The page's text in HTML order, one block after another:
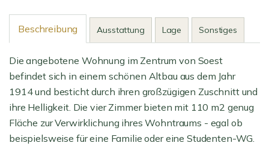
Beschreibung Ausstattung Lage Sonstiges
Die angebotene Wohnung im Zentrum von Soest
befindet sich in einem schönen Altbau aus dem Jahr
1914 und besticht durch ihren großzügigen Zuschnitt und
ihre Helligkeit. Die vier Zimmer bieten mit 110 m2 genug
Fläche zur Verwirklichung ihres Wohntraums - egal ob
beispielsweise für eine Familie oder eine Studenten-WG.